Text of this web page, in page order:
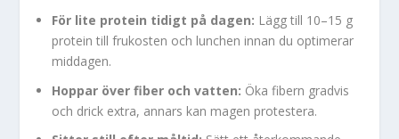
För lite protein tidigt på dagen: Lägg till 10–15 g
protein till frukosten och lunchen innan du optimerar
middagen.
Hoppar över fiber och vatten: Öka fibern gradvis
och drick extra, annars kan magen protestera.